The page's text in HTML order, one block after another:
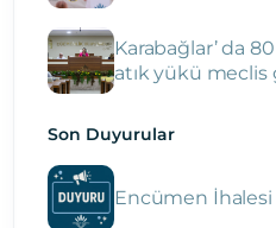
Karabağlar’ da
atık yükü
Son Duyurular
Encümen İhalesi